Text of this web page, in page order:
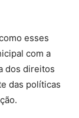
esses
com a
dos direitos
das políticas